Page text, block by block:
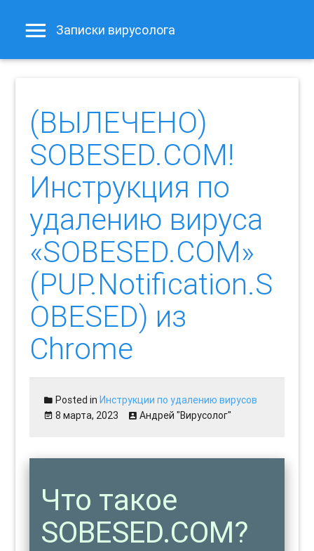
Записки вирусолога
(ВЫЛЕЧЕНО)
SOBESED.COM!
Инструкция по
удалению вируса
«SOBESED.COM»
(PUP.Notification.S
OBESED) из
Chrome
Posted inИнструкции по удалению вирусов
8 марта, 2023
Андрей "Вирусолог"
Что такое
SOBESED.COM?